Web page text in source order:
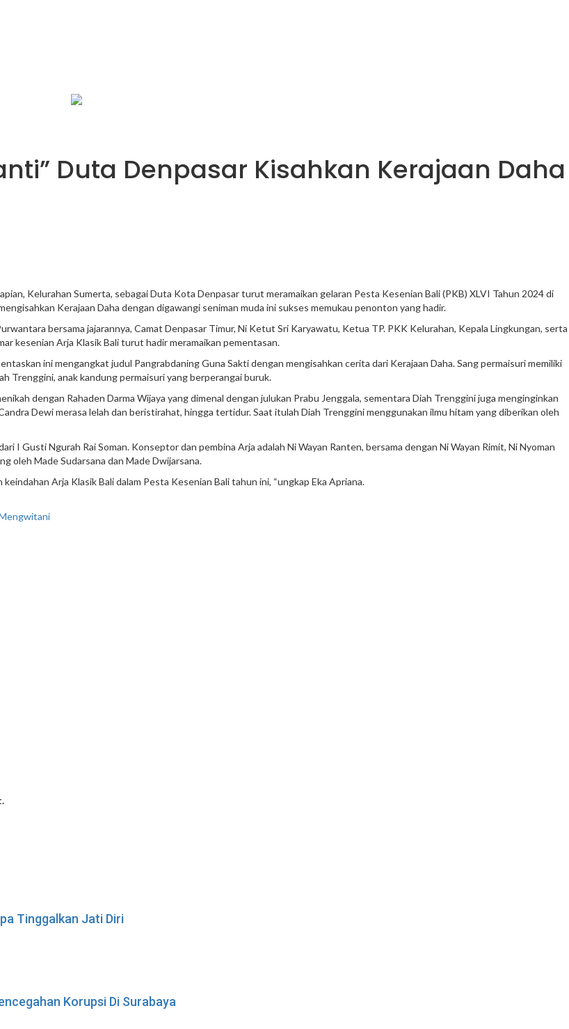
Duta Denpasar Kisahkan Kerajaan Daha
Kelurahan Sumerta, sebagai Duta Kota Denpasar turut meramaikan gelaran Pesta Kesenian Bali (PKB) XLVI Tahun 2024 di
Kerajaan Daha dengan digawangi seniman muda ini sukses memukau penonton yang hadir.
bersama jajarannya, Camat Denpasar Timur, Ni Ketut Sri Karyawatu, Ketua TP. PKK Kelurahan, Kepala Lingkungan, serta
kesenian Arja Klasik Bali turut hadir meramaikan pementasan.
ini mengangkat judul Pangrabdaning Guna Sakti dengan mengisahkan cerita dari Kerajaan Daha. Sang permaisuri memiliki
Trenggini, anak kandung permaisuri yang berperangai buruk.
dengan Rahaden Darma Wijaya yang dimenal dengan julukan Prabu Jenggala, sementara Diah Trenggini juga menginginkan
Dewi merasa lelah dan beristirahat, hingga tertidur. Saat itulah Diah Trenggini menggunakan ilmu hitam yang diberikan oleh
I Gusti Ngurah Rai Soman. Konseptor dan pembina Arja adalah Ni Wayan Ranten, bersama dengan Ni Wayan Rimit, Ni Nyoman
oleh Made Sudarsana dan Made Dwijarsana.
Arja Klasik Bali dalam Pesta Kesenian Bali tahun ini, “ungkap Eka Apriana.
Tinggalkan Jati Diri
Korupsi Di Surabaya